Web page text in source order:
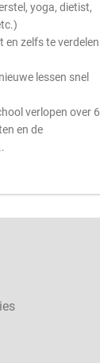
yoga, dietist,
en zelfs te verdelen
lessen snel
verlopen over 6
en de